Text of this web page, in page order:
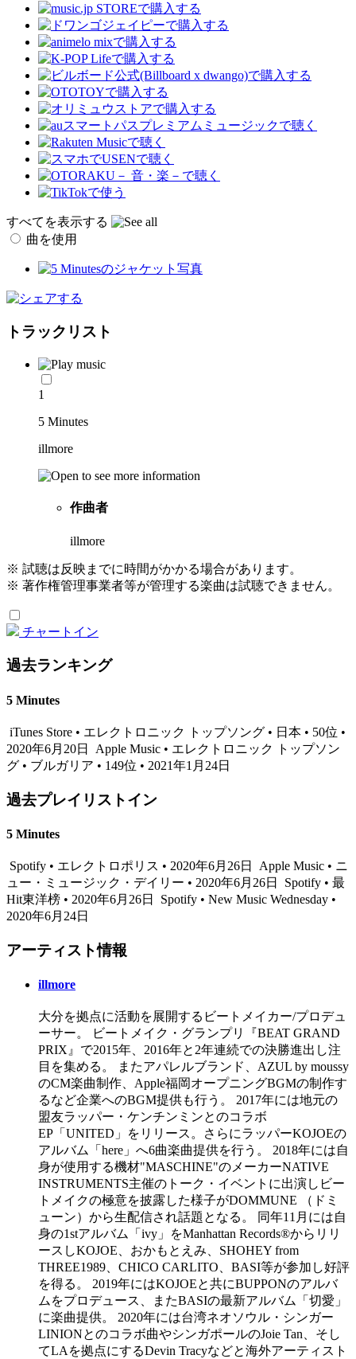
すべてを表示する
曲を使用
トラックリスト
1
5 Minutes
illmore
作曲者
illmore
※ 試聴は反映までに時間がかかる場合があります。
※ 著作権管理事業者等が管理する楽曲は試聴できません。
チャートイン
過去ランキング
5 Minutes
iTunes Store • エレクトロニック トップソング • 日本 • 50位 •
2020年6月20日
Apple Music • エレクトロニック トップソン
グ • ブルガリア • 149位 • 2021年1月24日
過去プレイリストイン
5 Minutes
Spotify • エレクトロポリス • 2020年6月26日
Apple Music • ニ
ュー・ミュージック・デイリー • 2020年6月26日
Spotify • 最
Hit東洋榜 • 2020年6月26日
Spotify • New Music Wednesday •
2020年6月24日
アーティスト情報
illmore
大分を拠点に活動を展開するビートメイカー/プロデュ
ーサー。 ビートメイク・グランプリ『BEAT GRAND
PRIX』で2015年、2016年と2年連続での決勝進出し注
目を集める。 またアパレルブランド、AZUL by moussy
のCM楽曲制作、Apple福岡オープニングBGMの制作す
るなど企業へのBGM提供も行う。 2017年には地元の
盟友ラッパー・ケンチンミンとのコラボ
EP「UNITED」をリリース。さらにラッパーKOJOEの
アルバム「here」へ6曲楽曲提供を行う。 2018年には自
身が使用する機材"MASCHINE"のメーカーNATIVE
INSTRUMENTS主催のトーク・イベントに出演しビー
トメイクの極意を披露した様子がDOMMUNE （ドミ
ューン）から生配信され話題となる。 同年11月には自
身の1stアルバム「ivy」をManhattan Records®️からリリ
ースしKOJOE、おかもとえみ、SHOHEY from
THREE1989、CHICO CARLITO、BASI等が参加し好評
を得る。 2019年にはKOJOEと共にBUPPONのアルバ
ムをプロデュース、またBASIの最新アルバム「切愛」
に楽曲提供。 2020年には台湾ネオソウル・シンガー
LINIONとのコラボ曲やシンガポールのJoie Tan、そし
てLAを拠点にするDevin Tracyなどと海外アーティスト